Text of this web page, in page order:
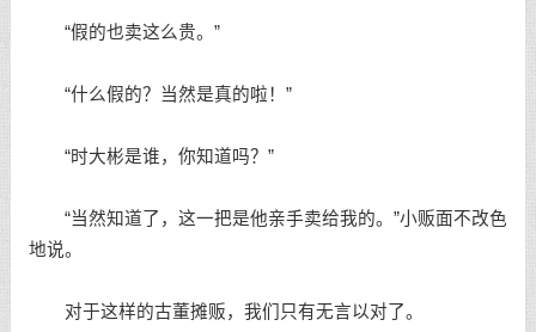
“假的也卖这么贵。”
“什么假的？当然是真的啦！”
“时大彬是谁，你知道吗？”
“当然知道了，这一把是他亲手卖给我的。”小贩面不改色
地说。
对于这样的古董摊贩，我们只有无言以对了。